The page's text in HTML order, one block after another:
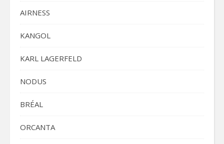
AIRNESS
KANGOL
KARL LAGERFELD
NODUS
BRÉAL
ORCANTA